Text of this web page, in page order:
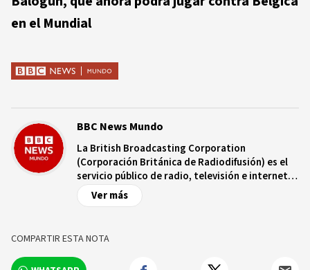
en el Mundial
BBC News Mundo
La British Broadcasting Corporation
(Corporación Británica de Radiodifusión) es el
servicio público de radio, televisión e internet
de Reino Unido, con más de nueve décadas de
trayectoria. Es independiente de controles
independencia. La BBC cuenta con una red de
más de 250 corresponsales en territorio
Ver más
COMPARTIR ESTA NOTA